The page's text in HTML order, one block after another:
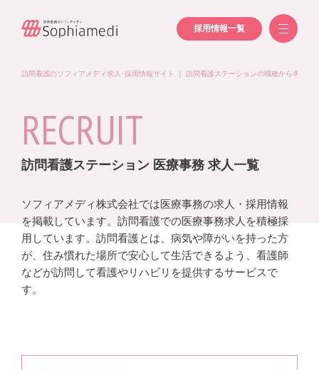
採用情報一覧
訪問看護のソフィアメディ求人･採用情報サイト 訪問看護ステーションの職種から求人を
RECRUIT
訪問看護ステーション 医療事務 求人一覧
ソフィアメディ株式会社では医療事務の求人・採用情報
を掲載しています。訪問看護での医療事務求人を積極採
用しています。訪問看護とは、病気や障がいを持った方
が、住み慣れた場所で安心して生活できるよう、看護師
などが訪問して看護やリハビリを提供するサービスで
す。